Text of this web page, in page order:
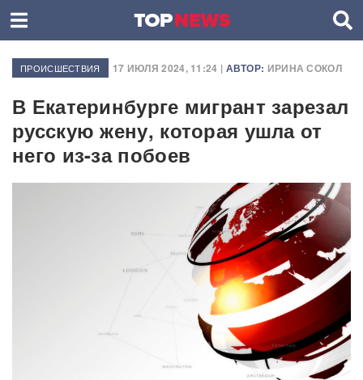
ПРОИСШЕСТВИЯ 17 ИЮЛЯ 2024, 11:24 | АВТОР: ИРИНА СОКОЛ
В Екатеринбурге мигрант зарезал
русскую жену, которая ушла от
него из-за побоев